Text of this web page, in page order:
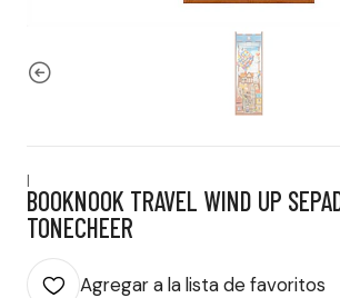
|
BOOKNOOK TRAVEL WIND UP
TONECHEER
Agregar a la lista de favoritos